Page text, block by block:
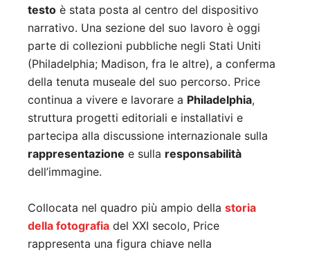
testo è stata posta al centro del dispositivo
narrativo. Una sezione del suo lavoro è oggi
parte di collezioni pubbliche negli Stati Uniti
(Philadelphia; Madison, fra le altre), a conferma
della tenuta museale del suo percorso. Price
continua a vivere e lavorare a Philadelphia,
struttura progetti editoriali e installativi e
partecipa alla discussione internazionale sulla
rappresentazione e sulla responsabilità
dell’immagine.
Collocata nel quadro più ampio della storia
della fotografia del XXI secolo, Price
rappresenta una figura chiave nella